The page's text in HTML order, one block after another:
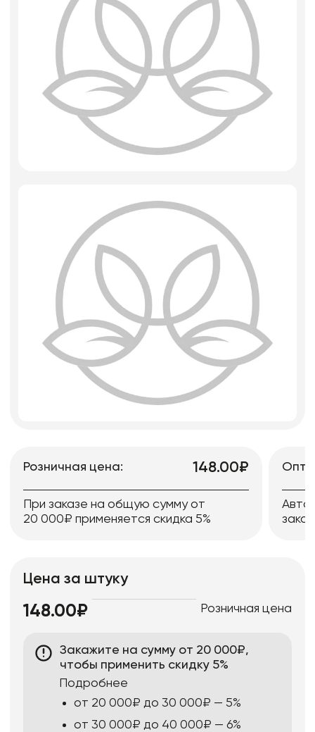
Искусственные цветы и растения
Декоративные вазы, кашпо
Игрушки мягкие
Розничная цена: 148.00₽
При заказе на общую сумму от
20 000₽ применяется скидка 5%
Цена за штуку
148.00₽ Розничная цена
Закажите на сумму от 20 000₽,
чтобы применить скидку 5%
Подробнее
от 20 000₽ до 30 000₽ — 5%
от 30 000₽ до 40 000₽ — 6%